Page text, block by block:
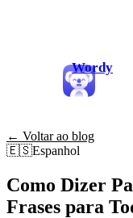
Wordy
← Voltar ao blog
🇪🇸Espanhol
Como Dizer
Frases para